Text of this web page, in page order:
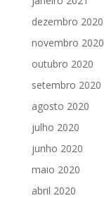
dezembro 2020
novembro 2020
outubro 2020
setembro 2020
agosto 2020
julho 2020
junho 2020
maio 2020
abril 2020